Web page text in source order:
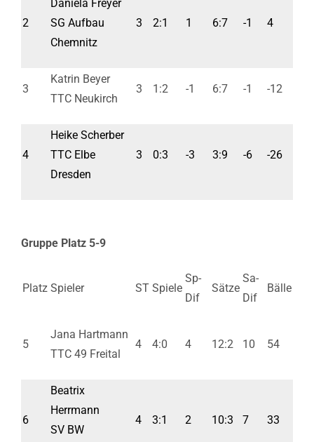
2
Daniela Freyer
SG Aufbau
Chemnitz
3 2:1 1 6:7 -1 4
3
Katrin Beyer
TTC Neukirch
3 1:2 -1 6:7 -1 -12
4
Heike Scherber
TTC Elbe
Dresden
3 0:3 -3 3:9 -6 -26
Gruppe Platz 5-9
Platz Spieler ST Spiele
Sp-
Dif
Sätze
Sa-
Dif
Bälle
5
Jana Hartmann
TTC 49 Freital
4 4:0 4 12:2 10 54
6
Beatrix
Herrmann
SV BW
4 3:1 2 10:3 7 33